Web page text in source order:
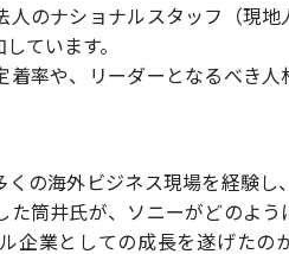
のナショナルスタッフ（現地
ています。
着率や、リーダーとなるべき
の海外ビジネス現場を経験
た筒井氏が、ソニーがどのよ
企業としての成長を遂げたの